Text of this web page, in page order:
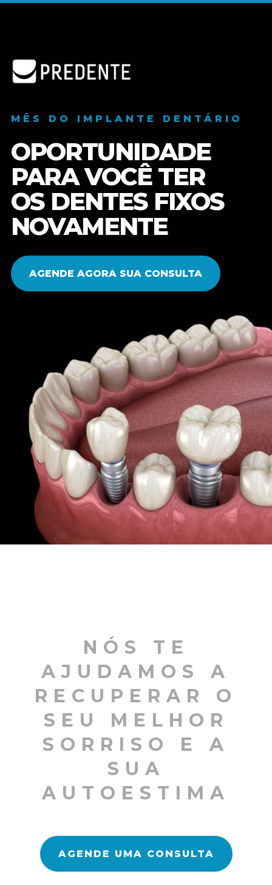
MÊS DO IMPLANTE DENTÁRIO
OPORTUNIDADE
PARA VOCÊ TER
OS DENTES FIXOS
NOVAMENTE
AGENDE AGORA SUA CONSULTA
NÓS TE
AJUDAMOS A
RECUPERAR O
SEU MELHOR
SORRISO E A
SUA
AUTOESTIMA
AGENDE UMA CONSULTA